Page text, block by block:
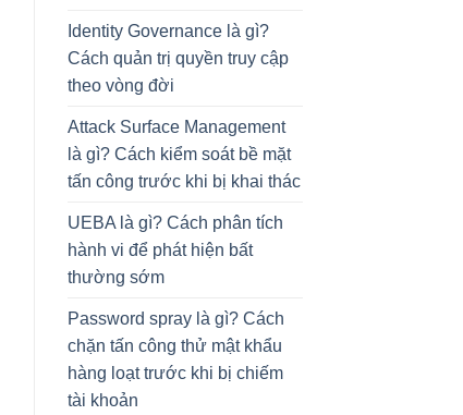
Identity Governance là gì?
Cách quản trị quyền truy cập
theo vòng đời
Attack Surface Management
là gì? Cách kiểm soát bề mặt
tấn công trước khi bị khai thác
UEBA là gì? Cách phân tích
hành vi để phát hiện bất
thường sớm
Password spray là gì? Cách
chặn tấn công thử mật khẩu
hàng loạt trước khi bị chiếm
tài khoản